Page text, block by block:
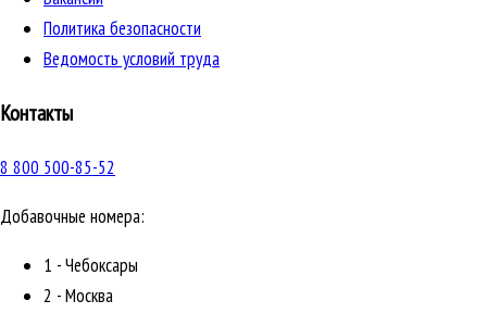
Политика безопасности
Ведомость условий труда
Контакты
8 800 500-85-52
Добавочные номера:
1 - Чебоксары
2 - Москва